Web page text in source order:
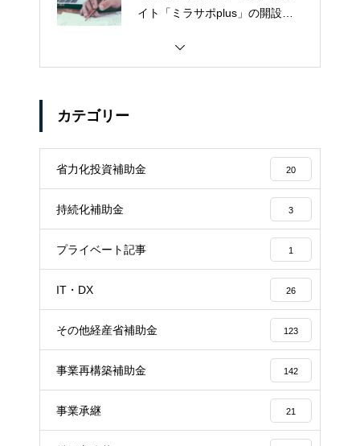
イト「ミラサポplus」の開設に
カテゴリー
省力化投資補助金 20
持続化補助金 3
プライベート記事 1
IT・DX 26
その他経産省補助金 123
事業再構築補助金 142
事業承継 21